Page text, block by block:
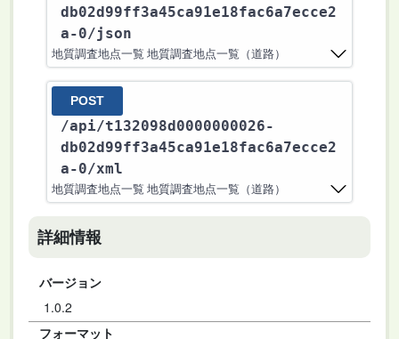
db02d99ff3a45ca91e18fac6a7ecce2
a-0/json
地質調査地点一覧 地質調査地点一覧（道路）
POST
/api/t132098d0000000026-
db02d99ff3a45ca91e18fac6a7ecce2
a-0/xml
地質調査地点一覧 地質調査地点一覧（道路）
詳細情報
バージョン
1.0.2
フォーマット